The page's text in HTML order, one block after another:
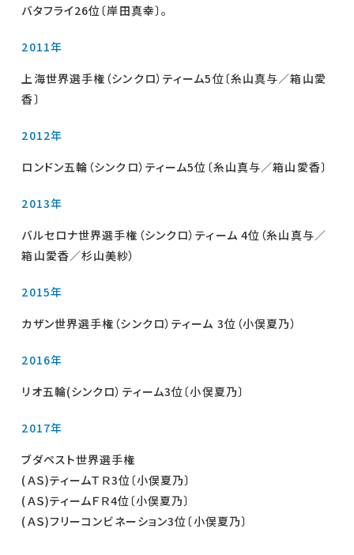
バタフライ26位〔岸田真幸〕。
2011年
上海世界選手権（シンクロ）ティーム5位〔糸山真与／箱山愛
香〕
2012年
ロンドン五輪（シンクロ）ティーム5位〔糸山真与／箱山愛香〕
2013年
バルセロナ世界選手権（シンクロ）ティーム 4位（糸山真与／
箱山愛香／杉山美紗）
2015年
カザン世界選手権（シンクロ）ティーム 3位（小俣夏乃）
2016年
リオ五輪(シンクロ）ティーム3位〔小俣夏乃〕
2017年
ブダペスト世界選手権
(ＡＳ)ティームＴＲ3位〔小俣夏乃〕
(ＡＳ)ティームＦＲ4位〔小俣夏乃〕
(ＡＳ)フリーコンビネーション3位〔小俣夏乃〕